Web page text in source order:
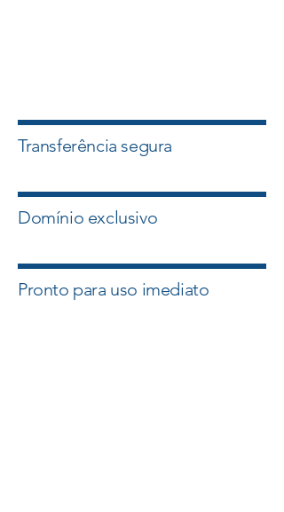
Transferência segura
Domínio exclusivo
Pronto para uso imediato